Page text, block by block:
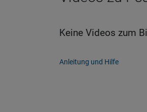
Keine Videos zum
Anleitung und Hilfe